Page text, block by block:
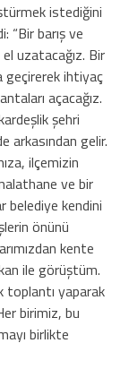
istediğini
“Bir barış ve
uzatacağız. Bir
geçirerek ihtiyaç
açacağız.
şehri
arkasından gelir.
ilçemizin
ve bir
belediye kendini
önünü
kente
ile görüştüm.
toplantı yaparak
birimiz, bu
birlikte